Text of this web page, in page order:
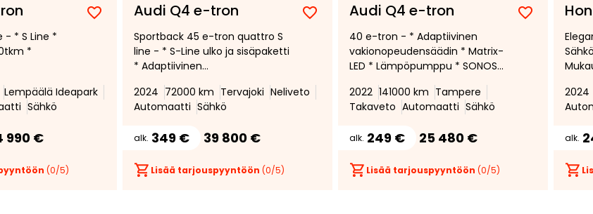
Lisää
suosikiksi
Poista
suosikeista
- * S Line *
*
ajovalot *
Apple
Lempäälä Ideapark
Sähkö
990 €
(0/5)
Audi Q4 e-tron
Lisää
suosikiksi
Poista
suosikeista
Sportback 45 e-tron quattro S
line - * S-Line ulko ja sisäpaketti
* Adaptiivinen
soh-arvo 98,9% *
Lämpöpummpu * Avaimeton
286hv * Navigointijärjestelmä
2024 72000 km Tervajoki Neliveto
Automaatti Sähkö
alk. 349 € 39 800 €
Lisää tarjouspyyntöön (0/5)
Audi Q4 e-tron
Lisää
suosikiksi
Poista
40 e-tron - * Adaptiivinen
vakionopeudensäädin * Matrix-
LED * Lämpöpumppu * SONOS
Navigointi * Sähkötoiminen
takaluukku * SOH 93,2% *
2022 141000 km Tampere
Takaveto Automaatti Sähkö
alk. 249 € 25 480 €
Lisää tarjouspyyntöön (0/5)
2024
alk.